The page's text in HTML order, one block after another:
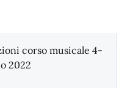
corso musicale 4-
2022